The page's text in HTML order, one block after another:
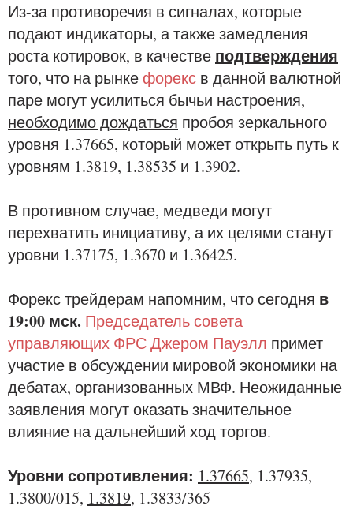
Из-за противоречия в сигналах, которые
подают индикаторы, а также замедления
роста котировок, в качестве подтверждения
того, что на рынкефорекс в данной валютной
паре могут усилиться бычьи настроения,
необходимо дождаться пробоя зеркального
уровня 1.37665, который может открыть путь к
уровням 1.3819, 1.38535 и 1.3902.
В противном случае, медведи могут
перехватить инициативу, а их целями станут
уровни 1.37175, 1.3670 и 1.36425.
Форекс трейдерам напомним, что сегодня в
19:00 мск. Председатель совета
управляющих ФРС Джером Пауэлл примет
участие в обсуждении мировой экономики на
дебатах, организованных МВФ. Неожиданные
заявления могут оказать значительное
влияние на дальнейший ход торгов.
Уровни сопротивления: 1.37665, 1.37935,
1.3800/015, 1.3819, 1.3833/365